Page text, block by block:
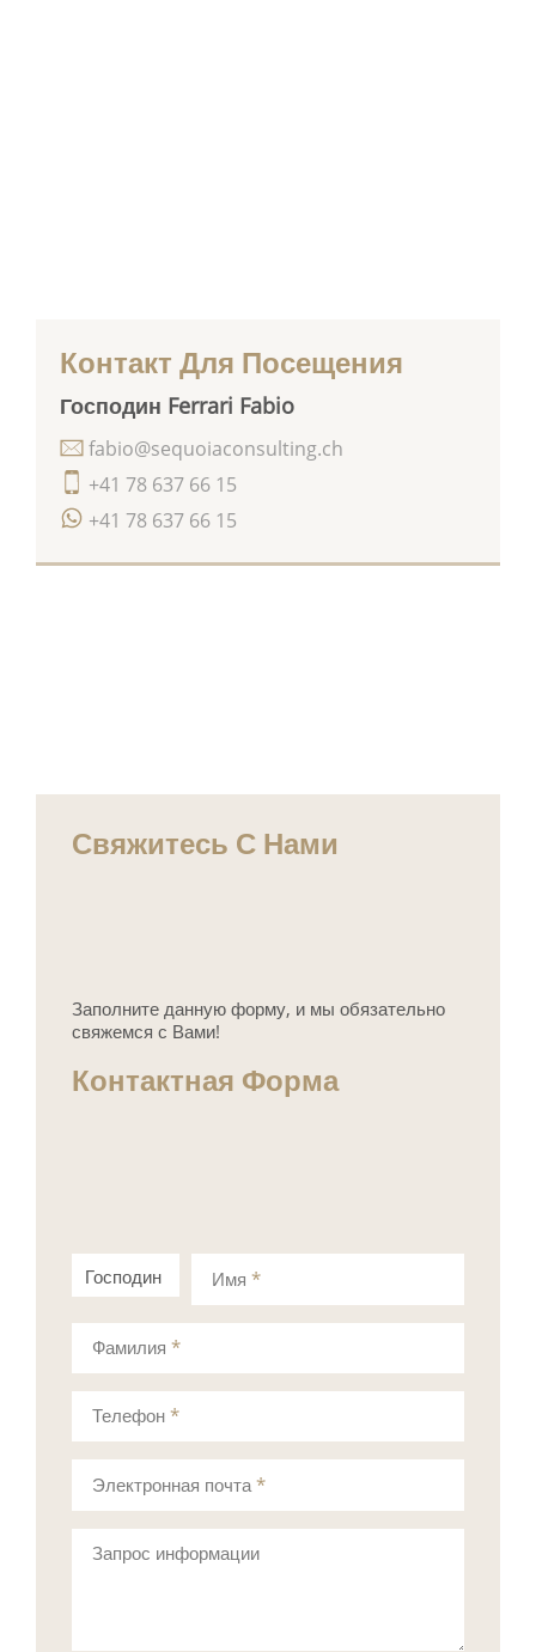
Контакт Для Посещения
Господин Ferrari Fabio
+41 78 637 66 15
+41 78 637 66 15
fabio@sequoiaconsulting.ch
Свяжитесь С Нами
Заполните данную форму, и мы обязательно
свяжемся с Вами!
Контактная Форма
Господин Госпожа
Имя *
Телефон *
Запрос информации
Фамилия *
Электронная почта *